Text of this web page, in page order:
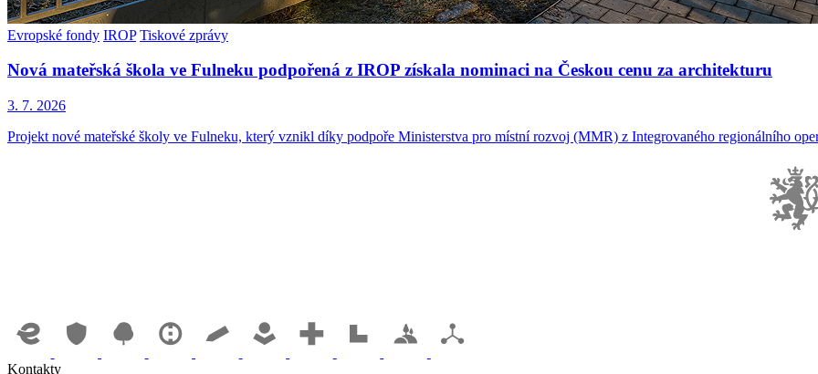
Evropské fondy IROP Tiskové zprávy
Nová mateřská škola ve Fulneku podpořená z IROP získala nominaci na Českou cenu za architekturu
3. 7. 2026
Projekt nové mateřské školy ve Fulneku, který vznikl díky podpoře Ministerstva pro místní rozvoj (MMR) z Integrovaného regionálního
Kontakty